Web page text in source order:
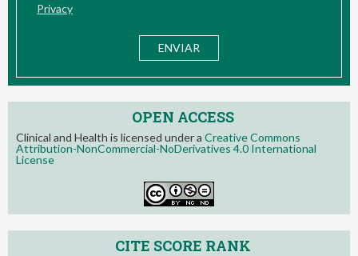
Privacy
OPEN ACCESS
Clinical and Health is licensed under a Creative Commons
Attribution-NonCommercial-NoDerivatives 4.0 International
License
CITE SCORE RANK